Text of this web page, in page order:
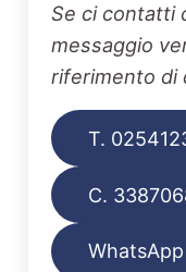
Se ci contatti
messaggio
riferimento di
T.
C.
WhatsApp